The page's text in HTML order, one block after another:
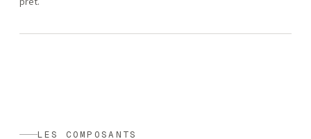
LES COMPOSANTS